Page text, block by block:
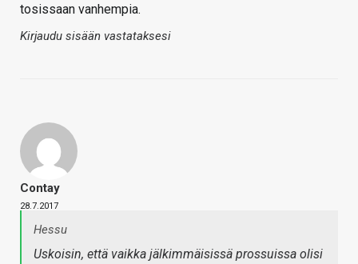
tosissaan vanhempia.
Kirjaudu sisään vastataksesi
Contay
28.7.2017
Hessu
Uskoisin, että vaikka jälkimmäisissä prossuissa olisi